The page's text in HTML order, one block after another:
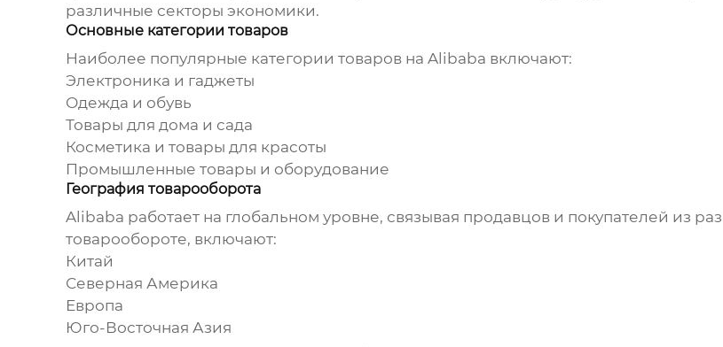
различные секторы экономики.
Основные категории товаров
Наиболее популярные категории товаров на Alibaba включают:
Электроника и гаджеты
Одежда и обувь
Товары для дома и сада
Косметика и товары для красоты
Промышленные товары и оборудование
География товарооборота
Alibaba работает на глобальном уровне, связывая продавцов и покупателей из
товарообороте, включают:
Китай
Северная Америка
Европа
Юго-Восточная Азия